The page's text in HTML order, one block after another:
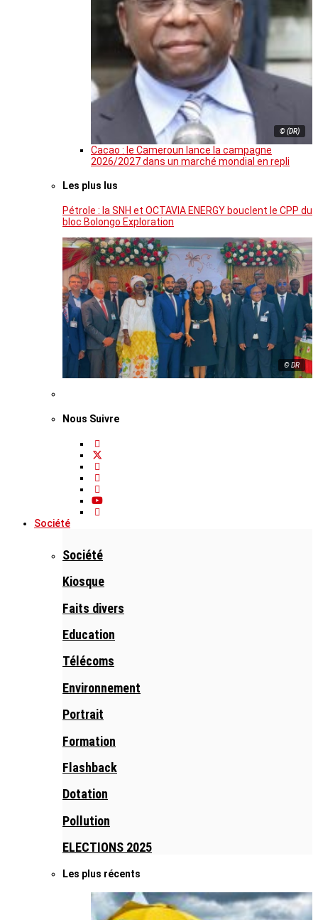
© (DR)
Cacao : le Cameroun lance la campagne
2026/2027 dans un marché mondial en repli
Les plus lus
Pétrole : la SNH et OCTAVIA ENERGY bouclent le CPP du
bloc Bolongo Exploration
© DR
Nous Suivre
Société
Société
Kiosque
Faits divers
Education
Télécoms
Environnement
Portrait
Formation
Flashback
Dotation
Pollution
ELECTIONS 2025
Les plus récents